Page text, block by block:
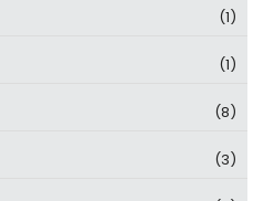
(1)
(1)
(8)
(3)